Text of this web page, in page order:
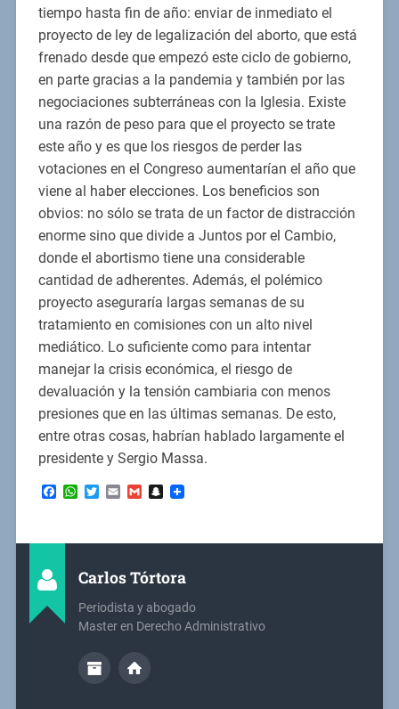
tiempo hasta fin de año: enviar de inmediato el
proyecto de ley de legalización del aborto, que está
frenado desde que empezó este ciclo de gobierno,
en parte gracias a la pandemia y también por las
negociaciones subterráneas con la Iglesia. Existe
una razón de peso para que el proyecto se trate
este año y es que los riesgos de perder las
votaciones en el Congreso aumentarían el año que
viene al haber elecciones. Los beneficios son
obvios: no sólo se trata de un factor de distracción
enorme sino que divide a Juntos por el Cambio,
donde el abortismo tiene una considerable
cantidad de adherentes. Además, el polémico
proyecto aseguraría largas semanas de su
tratamiento en comisiones con un alto nivel
mediático. Lo suficiente como para intentar
manejar la crisis económica, el riesgo de
devaluación y la tensión cambiaria con menos
presiones que en las últimas semanas. De esto,
entre otras cosas, habrían hablado largamente el
presidente y Sergio Massa.
Facebook
WhatsApp
Twitter
EmailGmailSnapchat
Carlos Tórtora
Periodista y abogado
Master en Derecho Administrativo